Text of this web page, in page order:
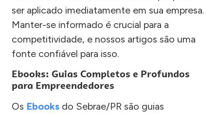
ser aplicado imediatamente em sua empresa.
Manter-se informado é crucial para a
competitividade, e nossos artigos são uma
fonte confiável para isso.
Ebooks: Guias Completos e Profundos
para Empreendedores
Os Ebooks do Sebrae/PR são guias